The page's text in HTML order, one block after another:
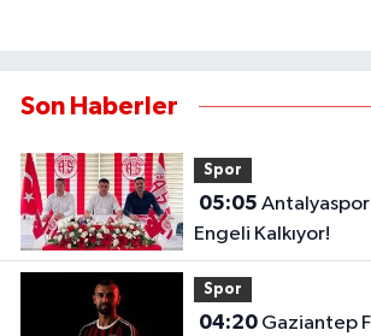
Son Haberler
Spor
05:05
Engeli Kalkıyor!
Spor
04:20Gaziantep FK'dan Golcü